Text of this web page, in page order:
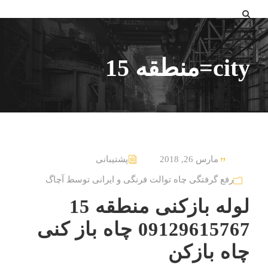
city=منطقه 15
مارس 26, 2018 پشتیبانی
رفع گرفتگی چاه توالت فرنگی و ایرانی توسط آچاگ
لوله بازکنی منطقه 15
09129615767 چاه باز کنی
چاه بازکن